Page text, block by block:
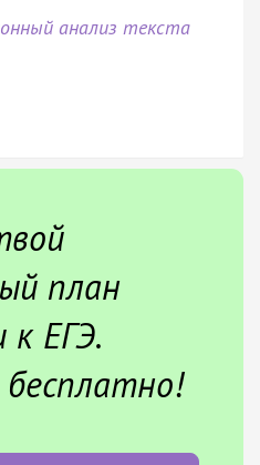
анализ текста
план
к ЕГЭ.